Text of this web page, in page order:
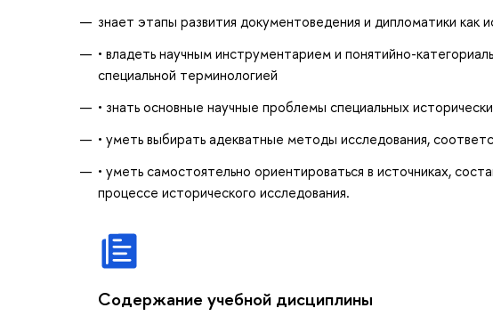
знает этапы развития документоведения и дипломатики как
• владеть научным инструментарием и понятийно-
специальной терминологией
• знать основные научные проблемы специальных
• уметь выбирать адекватные методы исследования,
• уметь самостоятельно ориентироваться в источниках,
процессе исторического исследования.
Содержание учебной дисциплины